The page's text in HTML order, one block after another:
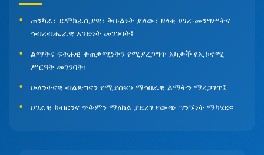
ጠንካራ፣ ዴሞክራሲያዊ፣ ቅቡልነት ያለው፣ ዘላቂ ሀገረ-መንግሥትና
ኅብረብሔራዊ አንድነት መገንባት፤
ልማትና ፍትሐዊ ተጠቃሚነትን የሚያረጋግጥ አካታች የኢኮኖሚ
ሥርዓት መገንባት፤
ሁለንተናዊ ብልጽግናን የሚያሰፍን ማኅበራዊ ልማትን ማረጋገጥ፤
ሀገራዊ ክብርንና ጥቅምን ማዕከል ያደረገ የውጭ ግንኙነት ማካሄድ፡፡